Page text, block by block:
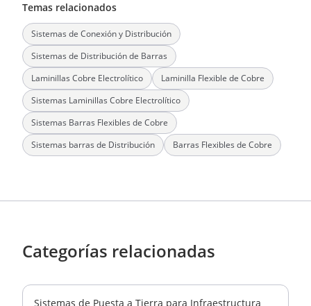
Temas relacionados
Sistemas de Conexión y Distribución
Sistemas de Distribución de Barras
Laminillas Cobre Electrolítico
Laminilla Flexible de Cobre
Sistemas Laminillas Cobre Electrolítico
Sistemas Barras Flexibles de Cobre
Sistemas barras de Distribución
Barras Flexibles de Cobre
Categorías relacionadas
Sistemas de Puesta a Tierra para Infraestructura